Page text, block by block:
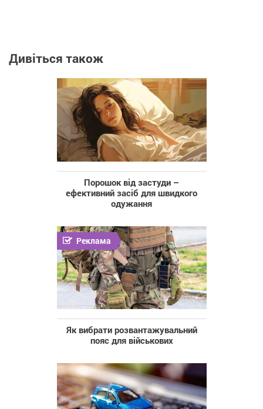
Дивіться також
Порошок від застуди –
ефективний засіб для швидкого
одужання
Реклама
Як вибрати розвантажувальний
пояс для військових